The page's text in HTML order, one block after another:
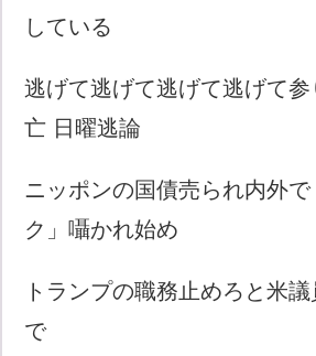
している
逃げて逃げて逃げて逃げて
亡 日曜逃論
ニッポンの国債売られ内外で
ク」囁かれ始め
トランプの職務止めろと米
で